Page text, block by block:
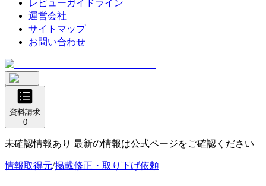
レビューガイドライン
運営会社
サイトマップ
お問い合わせ
資料請求
0
未確認情報あり 最新の情報は公式ページをご確認ください
情報取得元/掲載修正・取り下げ依頼